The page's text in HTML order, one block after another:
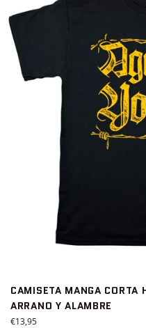
CAMISETA MANGA CORTA
ARRANO Y ALAMBRE
Precio
€13,95